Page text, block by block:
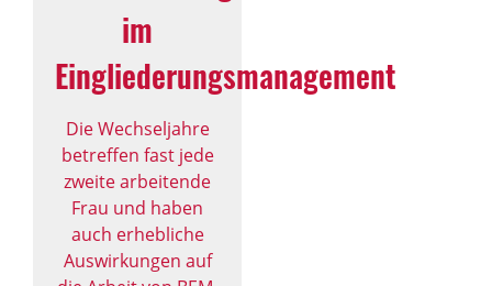
im
Eingliederungsmanagement
Die Wechseljahre
betreffen fast jede
zweite arbeitende
Frau und haben
auch erhebliche
Auswirkungen auf